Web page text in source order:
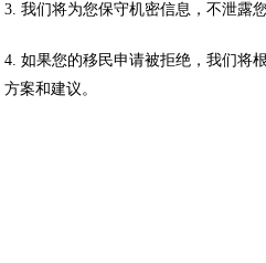
3. 我们将为您保守机密信息，不泄露
4. 如果您的移民申请被拒绝，我们将
方案和建议。